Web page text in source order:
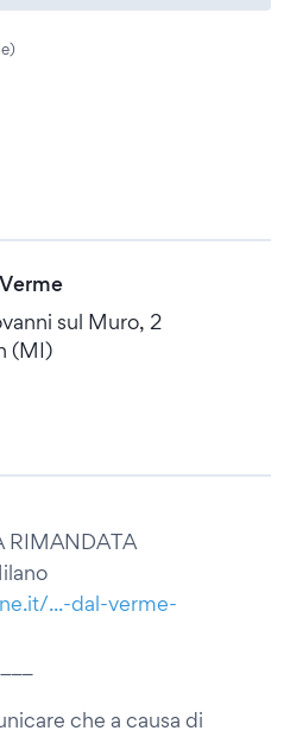
sul Muro, 2
(MI)
RIMANDATA
...-dal-verme-
che a causa di